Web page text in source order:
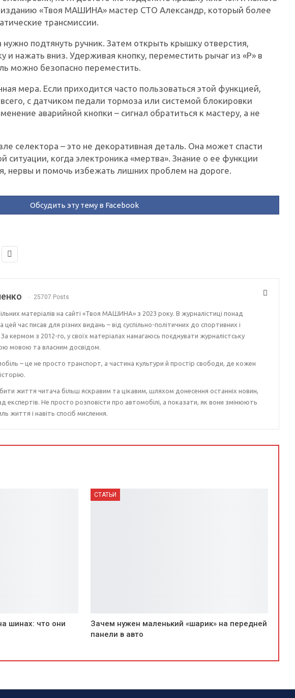
изданию «Твоя МАШИНА» мастер СТО Александр, который более
трансмиссии.
нужно подтянуть ручник. Затем открыть крышку отверстия,
и нажать вниз. Удерживая кнопку, переместить рычаг из «P» в
можно безопасно переместить.
мера. Если приходится часто пользоваться этой функцией,
с датчиком педали тормоза или системой блокировки
аварийной кнопки – сигнал обратиться к мастеру, а не
селектора – это не декоративная деталь. Она может спасти
ситуации, когда электроника «мертва». Знание о ее функции
нервы и помочь избежать лишних проблем на дороге.
Обсудить эту тему в Facebook
25707 Posts
матеріалів на сайті «Твоя МАШИНА» з 2023 року. В журналістиці понад
цей час писав для різних видань – від суспільно-політичних до спортивних і
кермом з 2012-го, у своїх матеріалах намагаюсь поєднувати журналістську
мовою та власним досвідом.
– це не просто транспорт, а частина культури й простір свободи, де кожен
життя читача більш яскравим та цікавим, шляхом донесення останніх новин,
експертів. Не просто розповісти про автомобілі, а показати, як вони змінюють
життя і навіть спосіб мислення.
шинах: что они
СТАТЬИ
Зачем нужен маленький «шарик» на передней
панели в авто